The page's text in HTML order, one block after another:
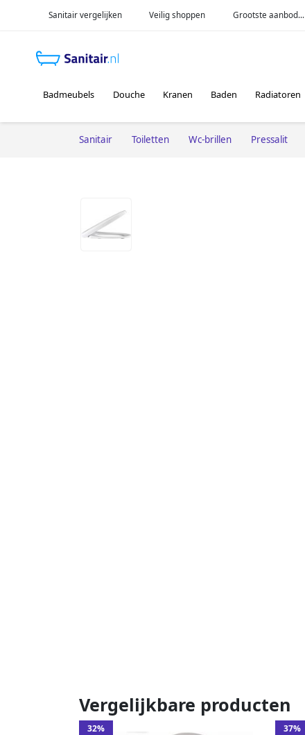
Sanitair vergelijken Veilig shoppen Grootste aanbod...
Badmeubels Douche Kranen Baden Radiatoren
Sanitair Toiletten Wc-brillen Pressalit
Vergelijkbare producten
32% 37%